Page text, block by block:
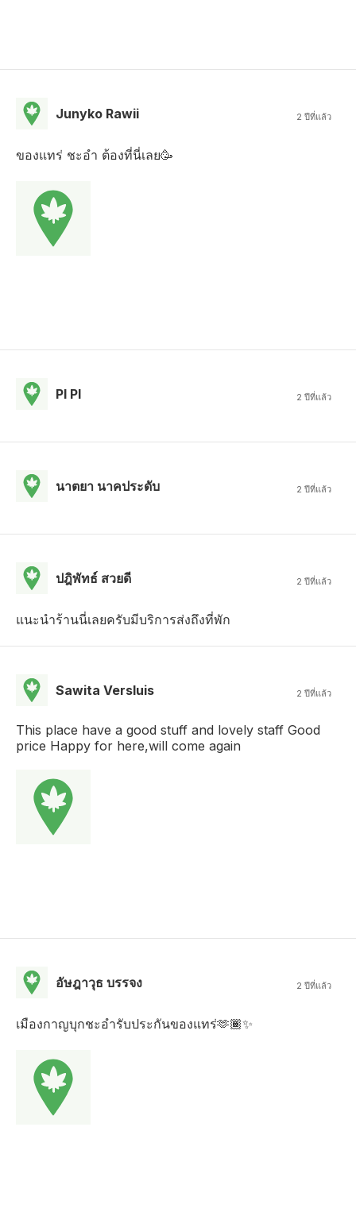
Junyko Rawii 2 ปีที่แล้ว
ของแทร่ ชะอำ ต้องที่นี่เลย🥳
Pl Pl 2 ปีที่แล้ว
นาตยา นาคประดับ 2 ปีที่แล้ว
ปฎิพัทธ์ สวยดี 2 ปีที่แล้ว
แนะนำร้านนี่เลยครับมีบริการส่งถึงที่พัก
Sawita Versluis 2 ปีที่แล้ว
This place have a good stuff and lovely staff Good
price Happy for here,will come again
อัษฎาวุธ บรรจง 2 ปีที่แล้ว
เมืองกาญบุกชะอำรับประกันของแทร่🫶🏾✨